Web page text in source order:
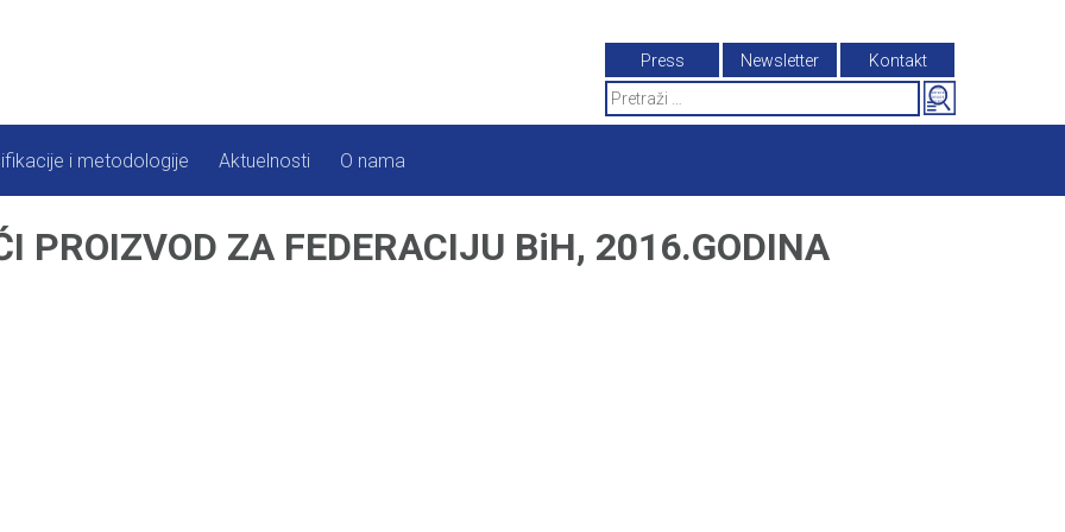
Press Newsletter
Kontakt
Search
for:
i metodologije Aktuelnosti O nama
PROIZVOD ZA FEDERACIJU BiH, 2016.GODINA